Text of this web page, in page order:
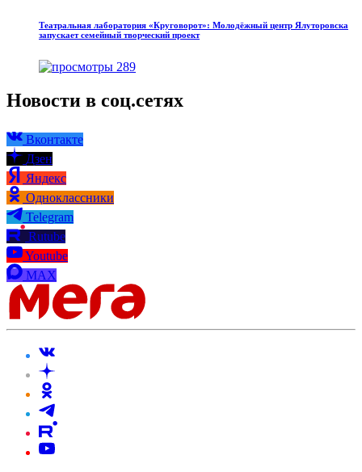
Театральная лаборатория «Круговорот»: Молодёжный центр Ялуторовска
запускает семейный творческий проект
289
Новости в соц.сетях
Вконтакте
Дзен
Яндекс
Одноклассники
Telegram
Rutube
Youtube
MAX